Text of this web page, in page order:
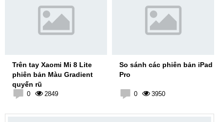
Trên tay Xaomi Mi 8 Lite
phiên bản Màu Gradient
quyến rũ
0 2849
So sánh các phiên bản iPad
Pro
0 3950